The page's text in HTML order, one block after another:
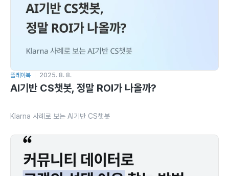
플레이북 2025. 8. 8.
AI기반 CS챗봇, 정말 ROI가 나올까?
Klarna 사례로 보는 AI기반 CS챗봇